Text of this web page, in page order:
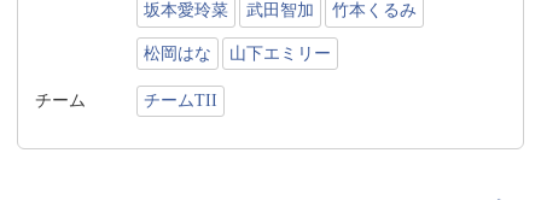
坂本愛玲菜 武田智加 竹本くるみ
松岡はな 山下エミリー
チーム チームTII